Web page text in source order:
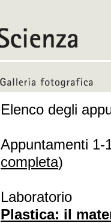
Elenco degli
Appuntamenti 1-
completa)
Laboratorio
Plastica: il